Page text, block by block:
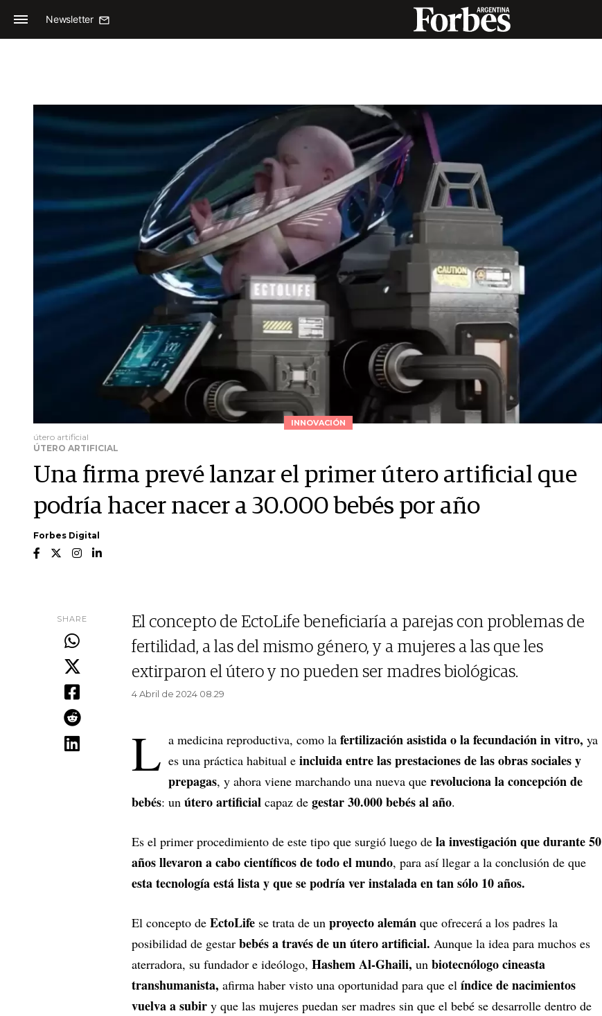
Newsletter
INNOVACIÓN
útero artificial
ÚTERO ARTIFICIAL
Una firma prevé lanzar el primer útero artificial que
podría hacer nacer a 30.000 bebés por año
Forbes Digital
SHARE
El concepto de EctoLife beneficiaría a parejas con problemas de
fertilidad, a las del mismo género, y a mujeres a las que les
extirparon el útero y no pueden ser madres biológicas.
4 Abril de 2024 08.29
L a medicina reproductiva, como la fertilización asistida o la fecundación in vitro, ya
es una práctica habitual e incluida entre las prestaciones de las obras sociales y
prepagas, y ahora viene marchando una nueva que revoluciona la concepción de
bebés: un útero artificial capaz de gestar 30.000 bebés al año.
Es el primer procedimiento de este tipo que surgió luego de la investigación que durante 50
años llevaron a cabo científicos de todo el mundo, para así llegar a la conclusión de que
esta tecnología está lista y que se podría ver instalada en tan sólo 10 años.
El concepto de EctoLife se trata de un proyecto alemán que ofrecerá a los padres la
posibilidad de gestar bebés a través de un útero artificial. Aunque la idea para muchos es
aterradora, su fundador e ideólogo, Hashem Al-Ghaili, un biotecnólogo cineasta
transhumanista, afirma haber visto una oportunidad para que el índice de nacimientos
vuelva a subir y que las mujeres puedan ser madres sin que el bebé se desarrolle dentro de